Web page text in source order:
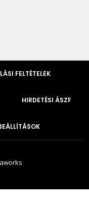
FELTÉTELEK
HIRDETÉSI ÁSZF